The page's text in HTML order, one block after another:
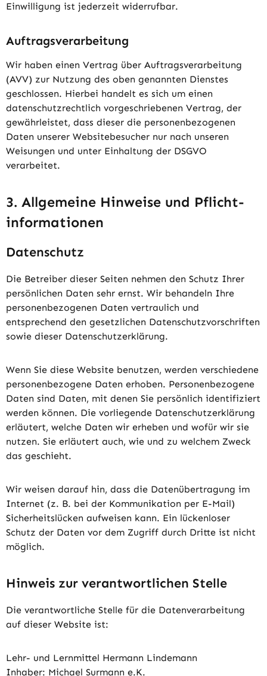
Einwilligung ist jederzeit widerrufbar.
Auftragsverarbeitung
Wir haben einen Vertrag über Auftragsverarbeitung
(AVV) zur Nutzung des oben genannten Dienstes
geschlossen. Hierbei handelt es sich um einen
datenschutzrechtlich vorgeschriebenen Vertrag, der
gewährleistet, dass dieser die personenbezogenen
Daten unserer Websitebesucher nur nach unseren
Weisungen und unter Einhaltung der DSGVO
verarbeitet.
3. Allgemeine Hinweise und Pflicht­
informationen
Datenschutz
Die Betreiber dieser Seiten nehmen den Schutz Ihrer
persönlichen Daten sehr ernst. Wir behandeln Ihre
personenbezogenen Daten vertraulich und
entsprechend den gesetzlichen Datenschutzvorschriften
sowie dieser Datenschutzerklärung.
Wenn Sie diese Website benutzen, werden verschiedene
personenbezogene Daten erhoben. Personenbezogene
Daten sind Daten, mit denen Sie persönlich identifiziert
werden können. Die vorliegende Datenschutzerklärung
erläutert, welche Daten wir erheben und wofür wir sie
nutzen. Sie erläutert auch, wie und zu welchem Zweck
das geschieht.
Wir weisen darauf hin, dass die Datenübertragung im
Internet (z. B. bei der Kommunikation per E-Mail)
Sicherheitslücken aufweisen kann. Ein lückenloser
Schutz der Daten vor dem Zugriff durch Dritte ist nicht
möglich.
Hinweis zur verantwortlichen Stelle
Die verantwortliche Stelle für die Datenverarbeitung
auf dieser Website ist:
Lehr- und Lernmittel Hermann Lindemann
Inhaber: Michael Surmann e.K.